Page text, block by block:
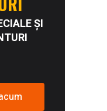
ȘI